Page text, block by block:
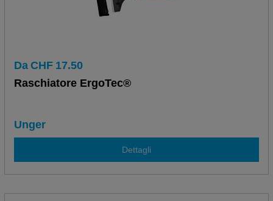
Da CHF 17.50
Raschiatore ErgoTec®
Unger
Dettagli